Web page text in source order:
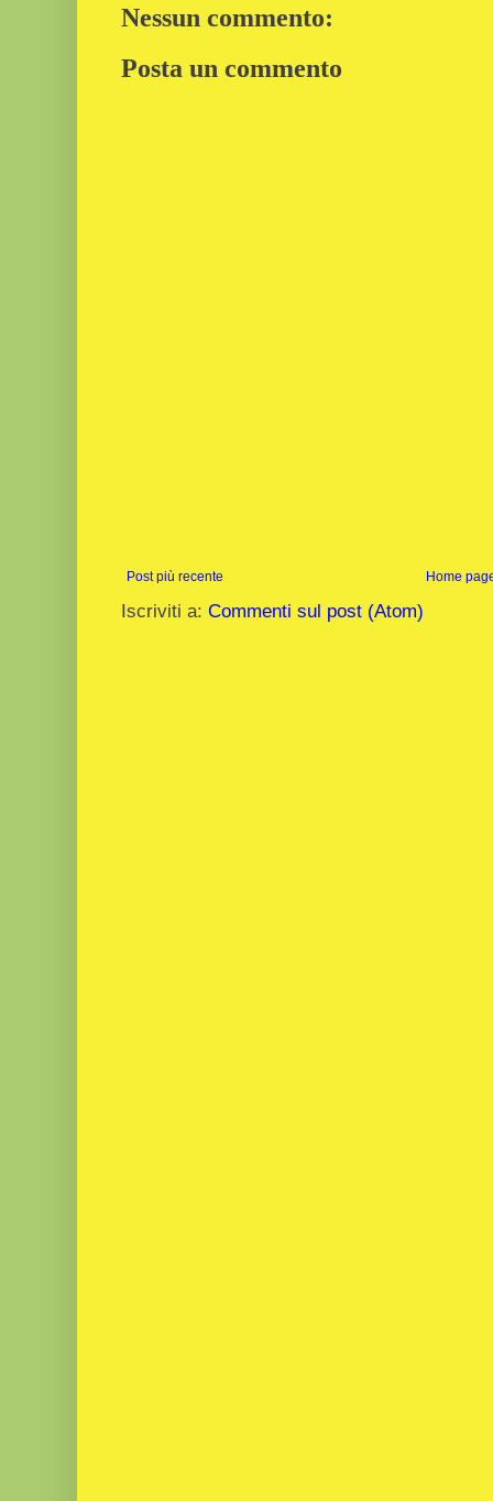
Nessun commento:
Posta un commento
Post più recente Home
Iscriviti a: Commenti sul post (Atom)